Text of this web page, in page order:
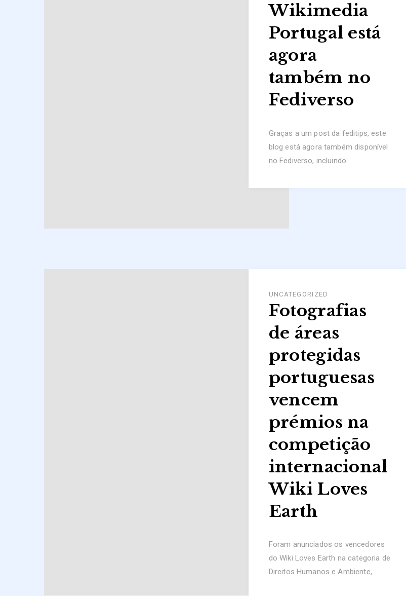
Wikimedia
Portugal está
agora
também no
Fediverso
Graças a um post da feditips, este
blog está agora também disponível
no Fediverso, incluindo
UNCATEGORIZED
Fotografias
de áreas
protegidas
portuguesas
vencem
prémios na
competição
internacional
Wiki Loves
Earth
Foram anunciados os vencedores
do Wiki Loves Earth na categoria de
Direitos Humanos e Ambiente,